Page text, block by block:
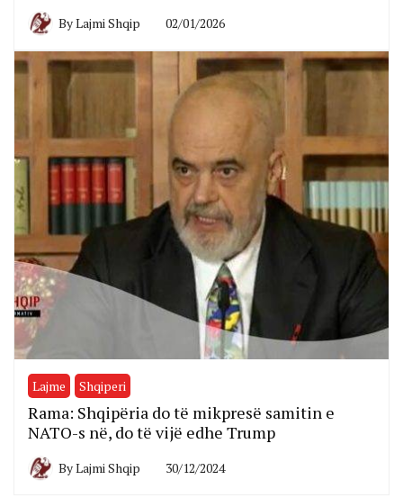
ByLajmi Shqip 02/01/2026
Lajme Shqiperi
Rama: Shqipëria do të mikpresë samitin e
NATO-s në, do të vijë edhe Trump
ByLajmi Shqip 30/12/2024